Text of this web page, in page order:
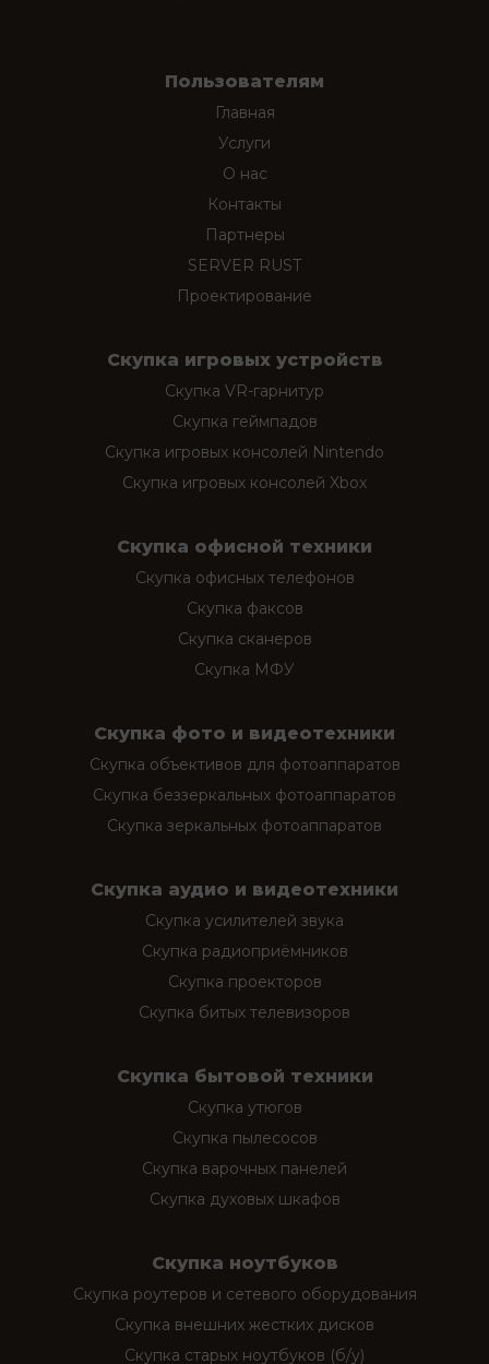
Пользователям
Главная
Услуги
О нас
Контакты
Партнеры
SERVER RUST
Проектирование
Скупка игровых устройств
Скупка VR-гарнитур
Скупка геймпадов
Скупка игровых консолей Nintendo
Скупка игровых консолей Xbox
Скупка офисной техники
Скупка офисных телефонов
Скупка факсов
Скупка сканеров
Скупка МФУ
Скупка фото и видеотехники
Скупка объективов для фотоаппаратов
Скупка беззеркальных фотоаппаратов
Скупка зеркальных фотоаппаратов
Скупка аудио и видеотехники
Скупка усилителей звука
Скупка радиоприёмников
Скупка проекторов
Скупка битых телевизоров
Скупка бытовой техники
Скупка утюгов
Скупка пылесосов
Скупка варочных панелей
Скупка духовых шкафов
Скупка ноутбуков
Скупка роутеров и сетевого оборудования
Скупка внешних жестких дисков
Скупка старых ноутбуков (б/у)